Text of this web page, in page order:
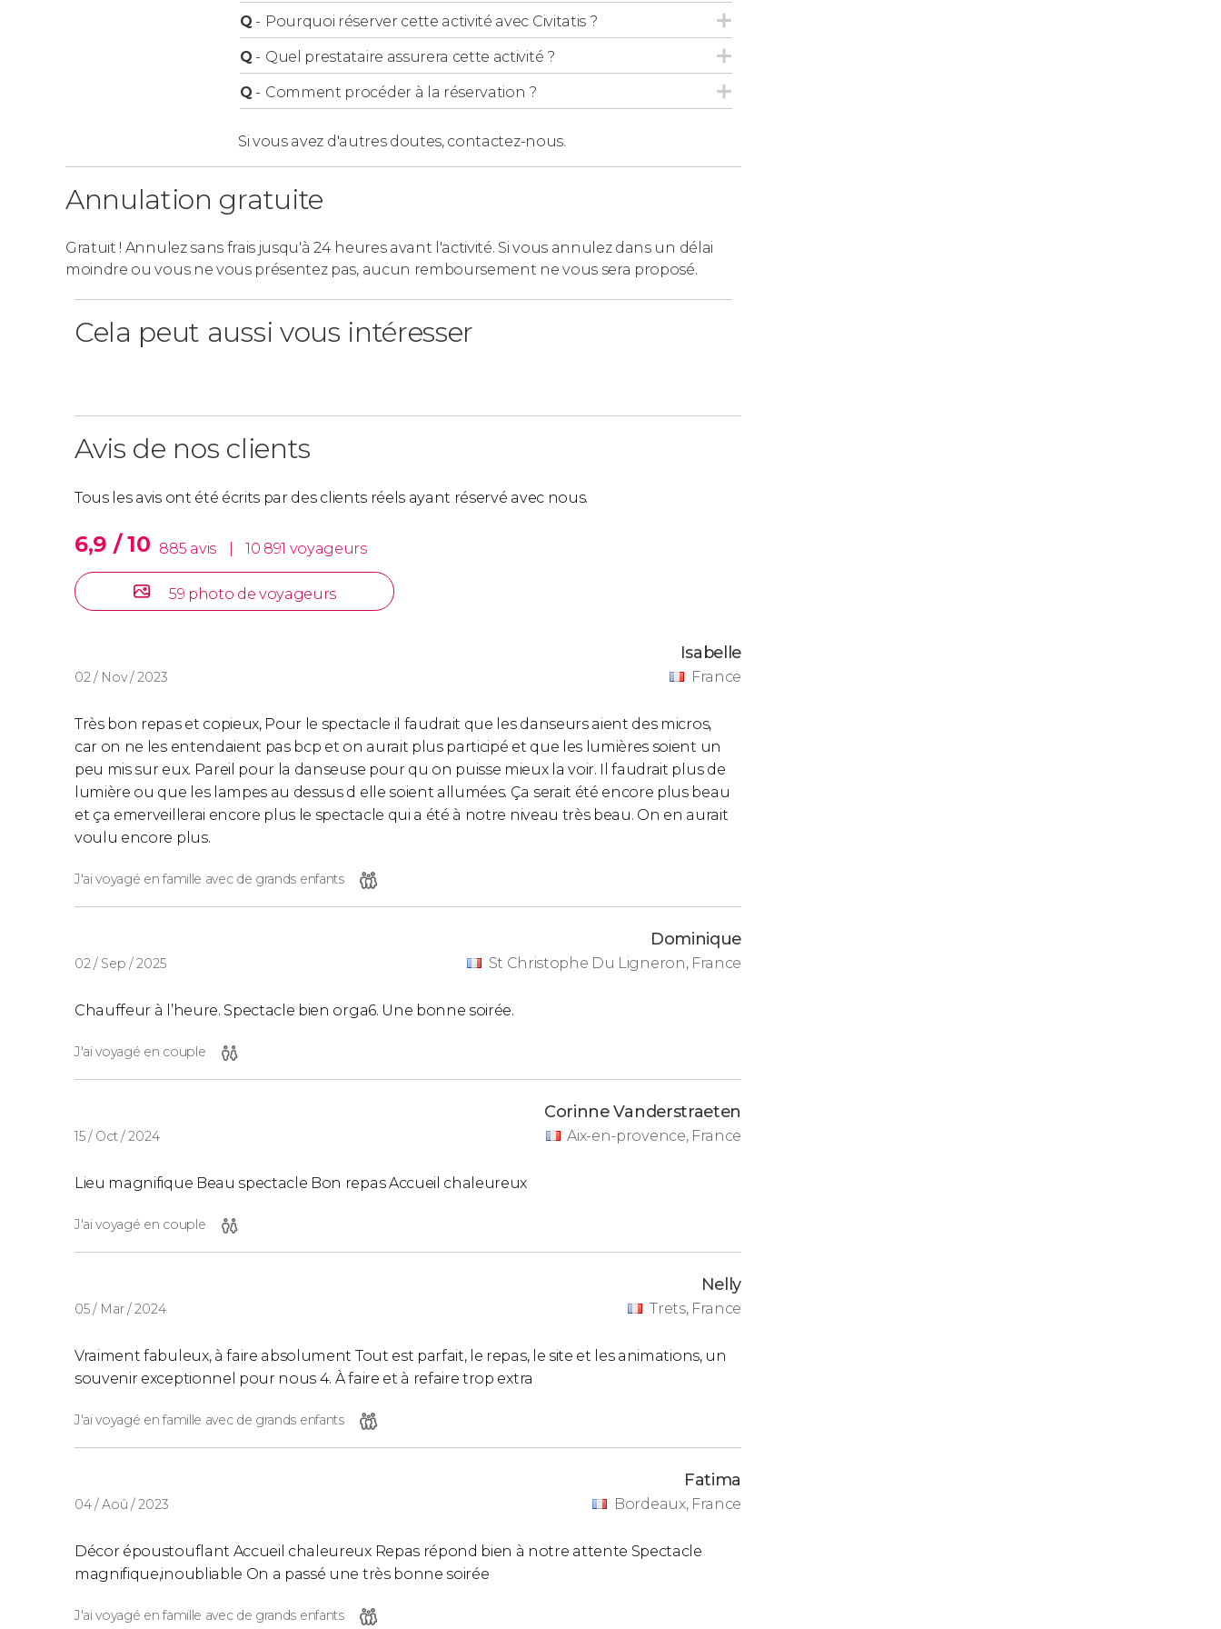
Q - Pourquoi réserver cette activité avec Civitatis ?
Q - Quel prestataire assurera cette activité ?
Q - Comment procéder à la réservation ?
Si vous avez d'autres doutes, contactez-nous.
Annulation gratuite
Gratuit ! Annulez sans frais jusqu'à 24 heures avant l'activité. Si vous annulez dans un délai
moindre ou vous ne vous présentez pas, aucun remboursement ne vous sera proposé.
Cela peut aussi vous intéresser
Avis de nos clients
Tous les avis ont été écrits par des clients réels ayant réservé avec nous.
6,9 / 10 885 avis 10 891 voyageurs
59 photo de voyageurs
02 / Nov / 2023
Isabelle
France
Très bon repas et copieux, Pour le spectacle il faudrait que les danseurs aient des micros,
car on ne les entendaient pas bcp et on aurait plus participé et que les lumières soient un
peu mis sur eux. Pareil pour la danseuse pour qu on puisse mieux la voir. Il faudrait plus de
lumière ou que les lampes au dessus d elle soient allumées. Ça serait été encore plus beau
et ça emerveillerai encore plus le spectacle qui a été à notre niveau très beau. On en aurait
voulu encore plus.
J'ai voyagé en famille avec de grands enfants
02 / Sep / 2025
Dominique
St Christophe Du Ligneron, France
Chauffeur à l’heure. Spectacle bien orga6. Une bonne soirée.
J'ai voyagé en couple
15 / Oct / 2024
Corinne Vanderstraeten
Aix-en-provence, France
Lieu magnifique Beau spectacle Bon repas Accueil chaleureux
J'ai voyagé en couple
05 / Mar / 2024
Nelly
Trets, France
Vraiment fabuleux, à faire absolument Tout est parfait, le repas, le site et les animations, un
souvenir exceptionnel pour nous 4. À faire et à refaire trop extra
J'ai voyagé en famille avec de grands enfants
04 / Aoû / 2023
Fatima
Bordeaux, France
Décor époustouflant Accueil chaleureux Repas répond bien à notre attente Spectacle
magnifique,inoubliable On a passé une très bonne soirée
J'ai voyagé en famille avec de grands enfants